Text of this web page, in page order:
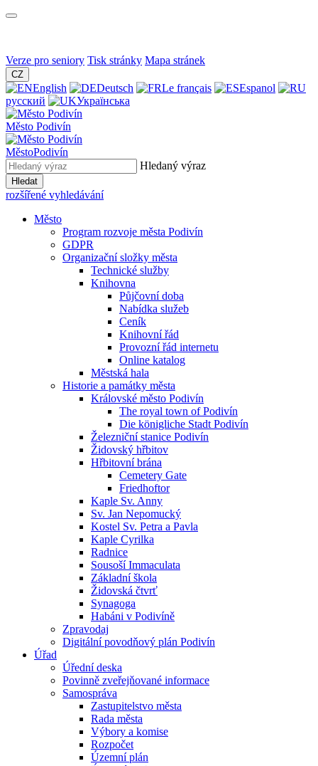
Verze pro seniory Tisk stránky Mapa stránek
CZ
English Deutsch Le français
Espanol
русский
Українська
Město Podivín
MěstoPodivín
Hledaný výraz
Hledat
rozšířené vyhledávání
Město
Program rozvoje města Podivín
GDPR
Organizační složky města
Technické služby
Knihovna
Půjčovní doba
Nabídka služeb
Ceník
Knihovní řád
Provozní řád internetu
Online katalog
Městská hala
Historie a památky města
Královské město Podivín
The royal town of Podivín
Die königliche Stadt Podivín
Železniční stanice Podivín
Židovský hřbitov
Hřbitovní brána
Cemetery Gate
Friedhoftor
Kaple Sv. Anny
Sv. Jan Nepomucký
Kostel Sv. Petra a Pavla
Kaple Cyrilka
Radnice
Sousoší Immaculata
Základní škola
Židovská čtvrť
Synagoga
Habáni v Podivíně
Zpravodaj
Digitální povodňový plán Podivín
Úřad
Úřední deska
Povinně zveřejňované informace
Samospráva
Zastupitelstvo města
Rada města
Výbory a komise
Rozpočet
Územní plán